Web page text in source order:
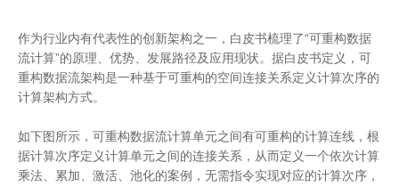
作为行业内有代表性的创新架构之一，白皮书梳理了“可重构数据
流计算”的原理、优势、发展路径及应用现状。据白皮书定义，可
重构数据流架构是一种基于可重构的空间连接关系定义计算次序的
计算架构方式。
如下图所示，可重构数据流计算单元之间有可重构的计算连线，根
据计算次序定义计算单元之间的连接关系，从而定义一个依次计算
乘法、累加、激活、池化的案例，无需指令实现对应的计算次序，